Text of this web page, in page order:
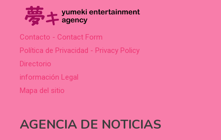
Contacto - Contact Form
Política de Privacidad - Privacy Policy
Directorio
información Legal
Mapa del sitio
AGENCIA DE NOTICIAS